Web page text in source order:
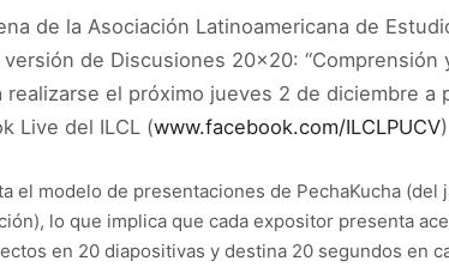
de la Asociación Latinoamericana de
de Discusiones 20×20: “Comprensión
realizarse el próximo jueves 2 de diciembre a
Live del ILCL (www.facebook.com/ILCLPUCV)
el modelo de presentaciones de PechaKucha (del
lo que implica que cada expositor presenta
en 20 diapositivas y destina 20 segundos en